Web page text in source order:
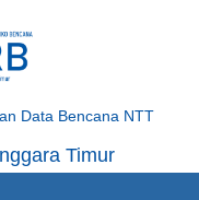
Data Bencana NTT
Timur